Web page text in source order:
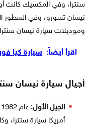
سنترا، وفي المكسيك كانت
نيسان تسورو، وفي السطور
وموديلات سيارة نيسان
اقرأ أيضاً: سيارة كيا
أجيال سيارة نيسان
الجيل الأول
أمريكا سيارة سنترا،